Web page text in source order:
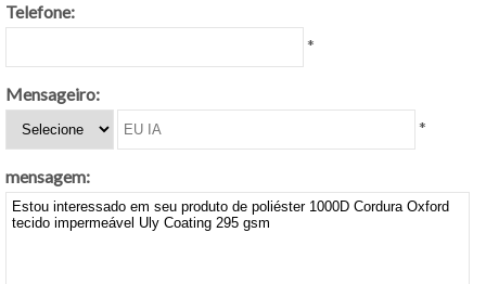
Telefone:
*
Mensageiro:
*
mensagem: